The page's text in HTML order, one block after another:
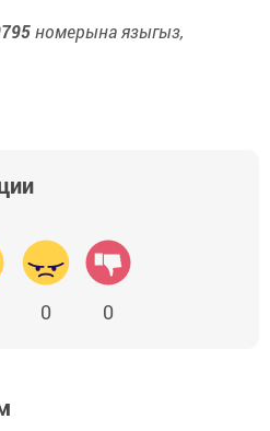
номерына языгыз,
0 0